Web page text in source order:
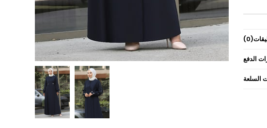
(0)
الدفع
السلعة